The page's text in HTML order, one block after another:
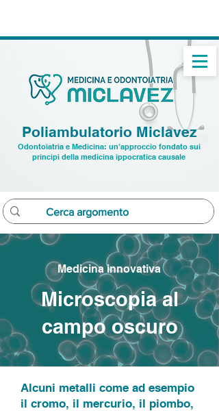
Poliambulatorio Miclavez
Odontoiatria e Medicina: un’approccio fondato sui
principi della medicina ippocratica causale
Medicina innovativa
Microscopia al
campo oscuro
Alcuni metalli come ad esempio
il cromo, il mercurio, il piombo,